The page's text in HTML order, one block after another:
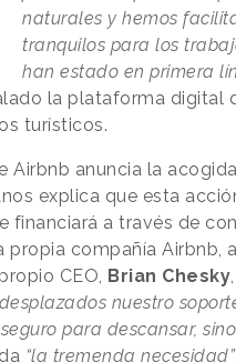
naturales y hemos
tranquilos para los
han estado en primera
la plataforma digital
turísticos.
Airbnb anuncia la
explica que esta
financiará a través de
propia compañía Airbnb,
CEO, Brian Chesky
nuestro
para descansar,
“la tremenda necesidad”